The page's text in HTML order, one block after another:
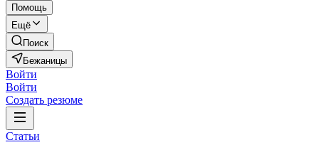
Помощь
Ещё
Поиск
Бежаницы
Войти
Войти
Создать резюме
Статьи